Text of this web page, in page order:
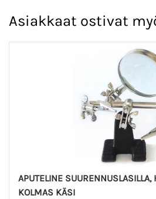
Asiakkaat ostivat
APUTELINE
KOLMAS KÄSI